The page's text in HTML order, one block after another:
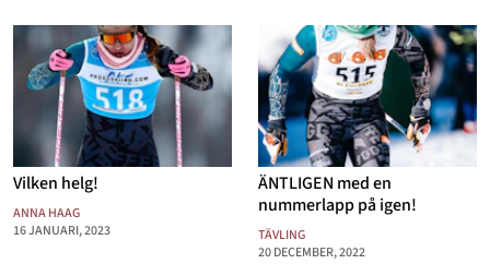
Reportage
Mode & skönhet
Feelgood
Motherhood
Vilken helg!
ANNA HAAG
16 JANUARI, 2023
ÄNTLIGEN med en
nummerlapp på igen!
TÄVLING
20 DECEMBER, 2022